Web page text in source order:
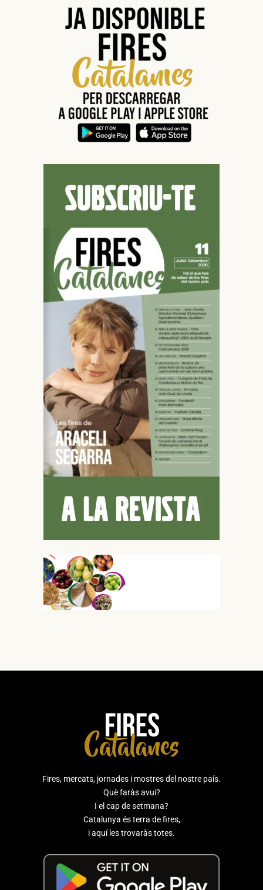
Fires, mercats, jornades i mostres del nostre país.
Què faràs avui?
I el cap de setmana?
Catalunya és terra de fires,
i aquí les trovaràs totes.